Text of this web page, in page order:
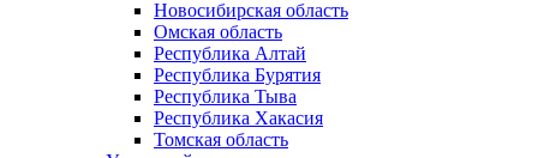
Новосибирская область
Омская область
Республика Алтай
Республика Бурятия
Республика Тыва
Республика Хакасия
Томская область